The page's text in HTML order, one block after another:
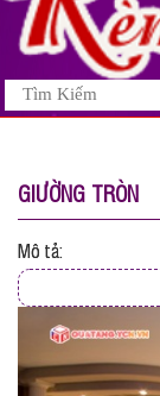
GIƯỜNG TRÒN
Mô tả: